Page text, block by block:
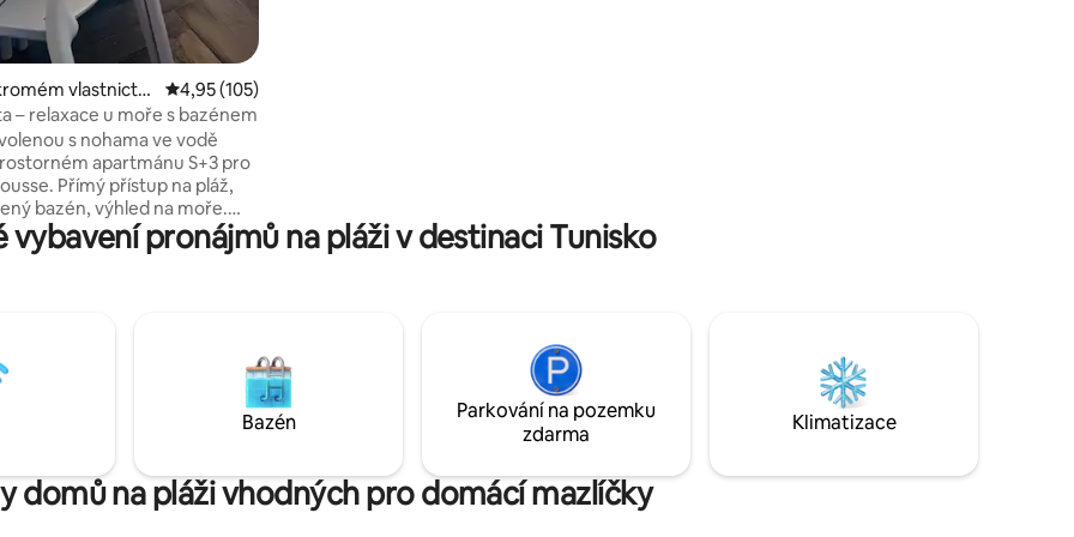
vlastnictví
Sousse
Průměrné hodnocení 4,95 z 5, 105 hodnocení
4,95 (105)
– relaxace u moře s bazénem
s nohama ve vodě
apartmánu S+3 pro
Přímý přístup na pláž,
bazén, výhled na moře.
rodiny nebo skupiny, se 3
ložnicemi, terasou a vším, co
✅ Klimatizace ✅
kuchyně Zabezpečené
místo v suterénu
vybavení pronájmů na pláži v destinaci Tunisko
Bazén
Parkování na pozemku
zdarma
Klimatizace
domů na pláži vhodných pro domácí mazlíčky